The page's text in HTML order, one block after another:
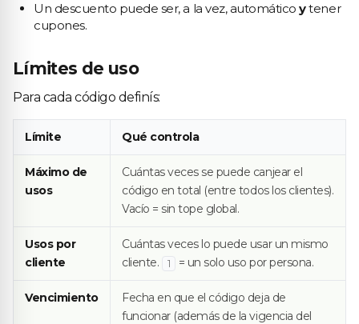
Un descuento puede ser, a la vez, automáticoytener
cupones.
Límites de uso
Para cada código definís:
Límite Qué controla
Máximo de
usos
Cuántas veces se puede canjear el
código en total (entre todos los clientes).
Vacío = sin tope global.
Usos por
cliente
Cuántas veces lo puede usar un mismo
cliente.
1 = un solo uso por persona.
Vencimiento
Fecha en que el código deja de
funcionar (además de la vigencia del